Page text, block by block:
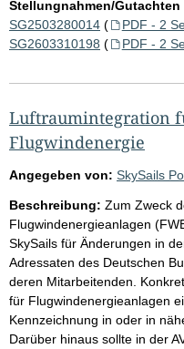
Stellungnahmen/Gutachten
SG2503280014 ( PDF - 2
SG2603310198 ( PDF - 2
Luftraumintegration
Flugwindenergie
Angegeben von: SkySails
Beschreibung: Zum Zweck
Flugwindenergieanlagen
SkySails für Änderungen in
Adressaten des Deutschen
deren Mitarbeitenden.
für Flugwindenergieanlagen
Kennzeichnung in oder in
Darüber hinaus sollte in der